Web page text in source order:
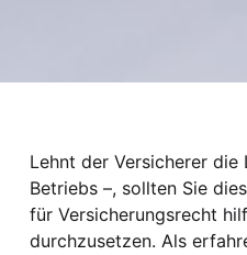
Lehnt der Versicherer
Betriebs –, sollten Sie
für Versicherungsrecht
durchzusetzen. Als